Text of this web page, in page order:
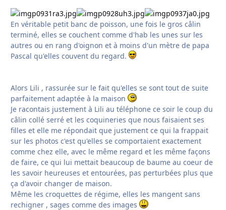
En véritable petit banc de poisson, une fois le gros câlin
terminé, elles se couchent comme d'hab les unes sur les
autres ou en rang d'oignon et à moins d'un mètre de papa
Pascal qu'elles couvent du regard.
Alors Lili , rassurée sur le fait qu'elles se sont tout de suite
parfaitement adaptée à la maison
Je racontais justement à Lili au téléphone ce soir le coup du
câlin collé serré et les coquineries que nous faisaient ses
filles et elle me répondait que justement ce qui la frappait
sur les photos c'est qu'elles se comportaient exactement
comme chez elle, avec le même regard et les même façons
de faire, ce qui lui mettait beaucoup de baume au coeur de
les savoir heureuses et entourées, pas perturbées plus que
ça d'avoir changer de maison.
Même les croquettes de régime, elles les mangent sans
rechigner , sages comme des images